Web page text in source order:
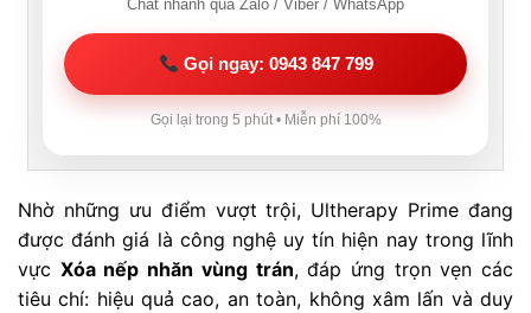
Chat nhanh qua Zalo / Viber / WhatsApp
Gọi ngay: 0943 847 799
Gọi lại trong 5 phút • Miễn phí 100%
Nhờ những ưu điểm vượt trội, Ultherapy Prime đang
được đánh giá là công nghệ uy tín hiện nay trong lĩnh
vực Xóa nếp nhăn vùng trán, đáp ứng trọn vẹn các
tiêu chí: hiệu quả cao, an toàn, không xâm lấn và duy